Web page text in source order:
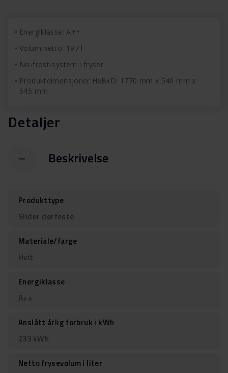
Energiklasse: A++
Volum netto: 197 l
No-frost-system i fryser
Produktdimensjoner HxBxD: 1770 mm x 540 mm x
545 mm
Detaljer
Beskrivelse
Produkttype
Slider dørfeste
Materiale/farge
Hvit
Energiklasse
A++
Anslått årlig forbruk i kWh
233 kWh
Netto frysevolum i liter